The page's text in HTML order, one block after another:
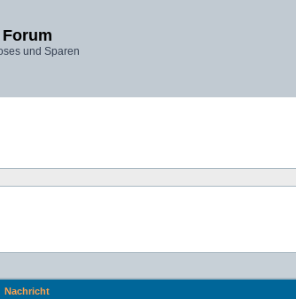
und Sparen
Nachricht